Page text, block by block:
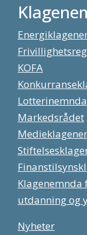
KOFA
Lotterinemnda
Markedsrådet
utdanning og
Nyheter